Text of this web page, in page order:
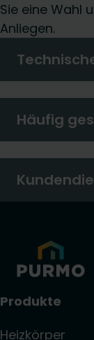
Sie eine Wahl
Anliegen.
Häufig
Produkte
Heizkörper